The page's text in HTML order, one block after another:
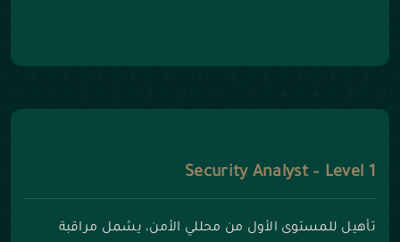
Security Analyst – Level 1
تأهيل للمستوى الأول من محللي الأمن، يشمل مراقبة